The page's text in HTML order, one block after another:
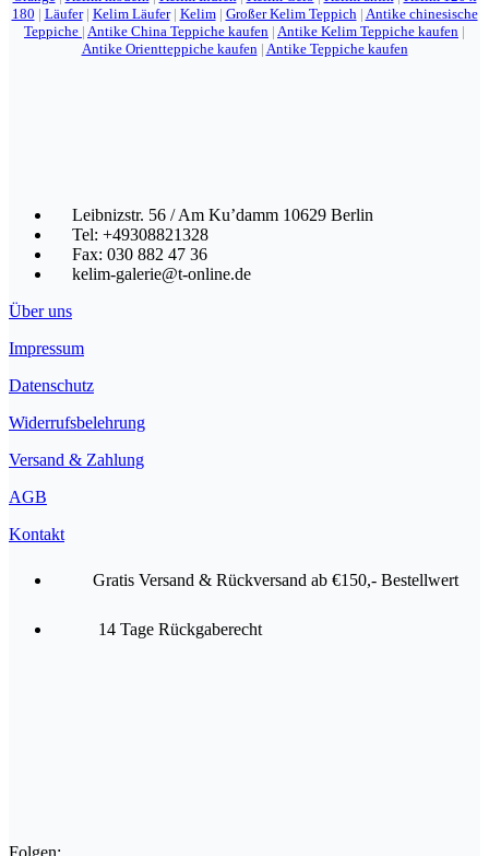
180 | Läufer| Kelim Läufer| Kelim| Großer Kelim Teppich | Antike chinesische
Teppiche | Antike China Teppiche kaufen | Antike Kelim Teppiche kaufen |
Antike Orientteppiche kaufen | Antike Teppiche kaufen
Leibnizstr. 56 / Am Ku’damm 10629 Berlin
Tel: +49308821328
Fax: 030 882 47 36
kelim-galerie@t-online.de
Über uns
Impressum
Datenschutz
Widerrufsbelehrung
Versand & Zahlung
AGB
Kontakt
Gratis Versand & Rückversand ab €150,- Bestellwert
14 Tage Rückgaberecht
Folgen: